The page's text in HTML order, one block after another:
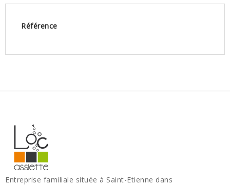
Référence
Entreprise familiale située à Saint-Etienne dans